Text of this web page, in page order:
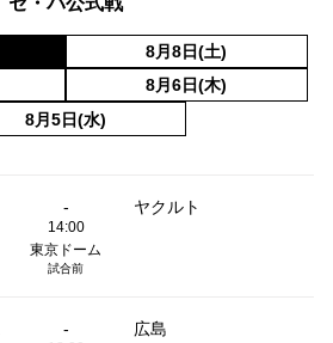
8月8日(土)
8月6日(木)
8月5日(水)
- ヤクルト
14:00
東京ドーム
試合前
- 広島